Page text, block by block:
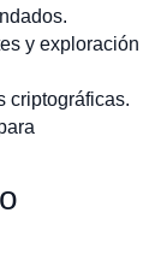
y exploración
criptográficas.